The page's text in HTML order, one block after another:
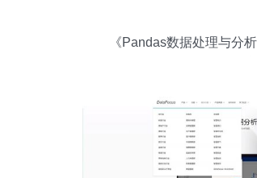
《Pandas数据处理与分